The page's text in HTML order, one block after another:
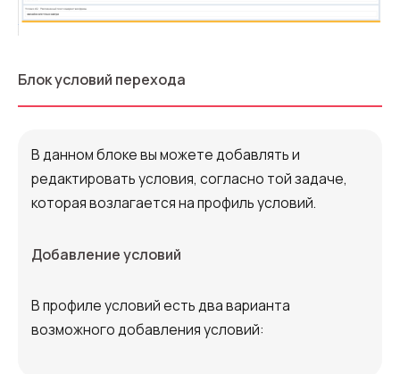
Блок условий перехода
В данном блоке вы можете добавлять и
редактировать условия, согласно той задаче,
которая возлагается на профиль условий.
Добавление условий
В профиле условий есть два варианта
возможного добавления условий: